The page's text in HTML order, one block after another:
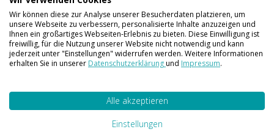
Über 40.000 Artikel auf
Lager
Wir können diese zur Analyse unserer Besucherdaten platzieren, um
unsere Webseite zu verbessern, personalisierte Inhalte anzuzeigen und
Ihnen ein großartiges Webseiten-Erlebnis zu bieten. Diese Einwilligung ist
freiwillig, für die Nutzung unserer Website nicht notwendig und kann
jederzeit unter "Einstellungen" widerrufen werden. Weitere Informationen
erhalten Sie in unserer Datenschutzerklärungund Impressum.
Alle akzeptieren
Einstellungen